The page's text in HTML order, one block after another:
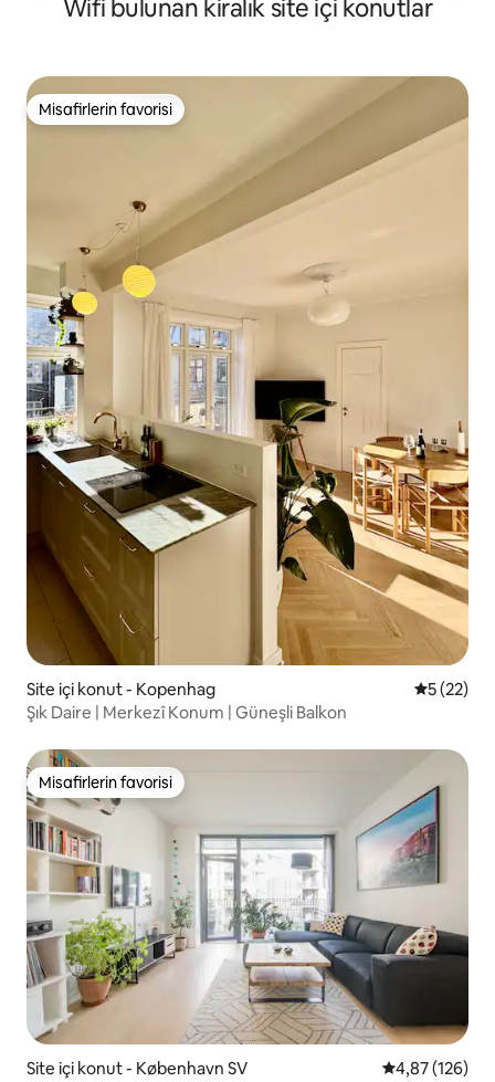
Wifi bulunan kiralık site içi konutlar
Misafirlerin favorisi
Misafirlerin favorisi
Site içi konut - Kopenhag 55 (22)
Şık Daire | Merkezî Konum | Güneşli Balkon
Misafirlerin favorisi
Misafirlerin favorisi
Site içi konut - København SV 5 üzerinden
4,87 (126)